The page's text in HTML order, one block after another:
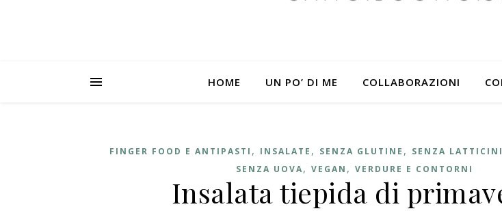
HOME UN PO’ DI ME COLLABORAZIONI
FINGER FOOD E ANTIPASTI , INSALATE , SENZA GLUTINE , SENZA LATTICINI
SENZA UOVA, VEGAN , VERDURE E CONTORNI
Insalata tiepida di